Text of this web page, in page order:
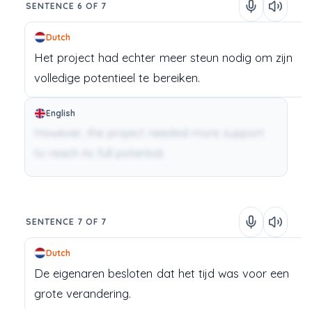
SENTENCE 6 OF 7
Dutch
Het project had echter meer steun nodig om zijn
volledige potentieelte bereiken.
English
SENTENCE 7 OF 7
Dutch
De eigenaren besloten dat het tijd was voor een
grote verandering.